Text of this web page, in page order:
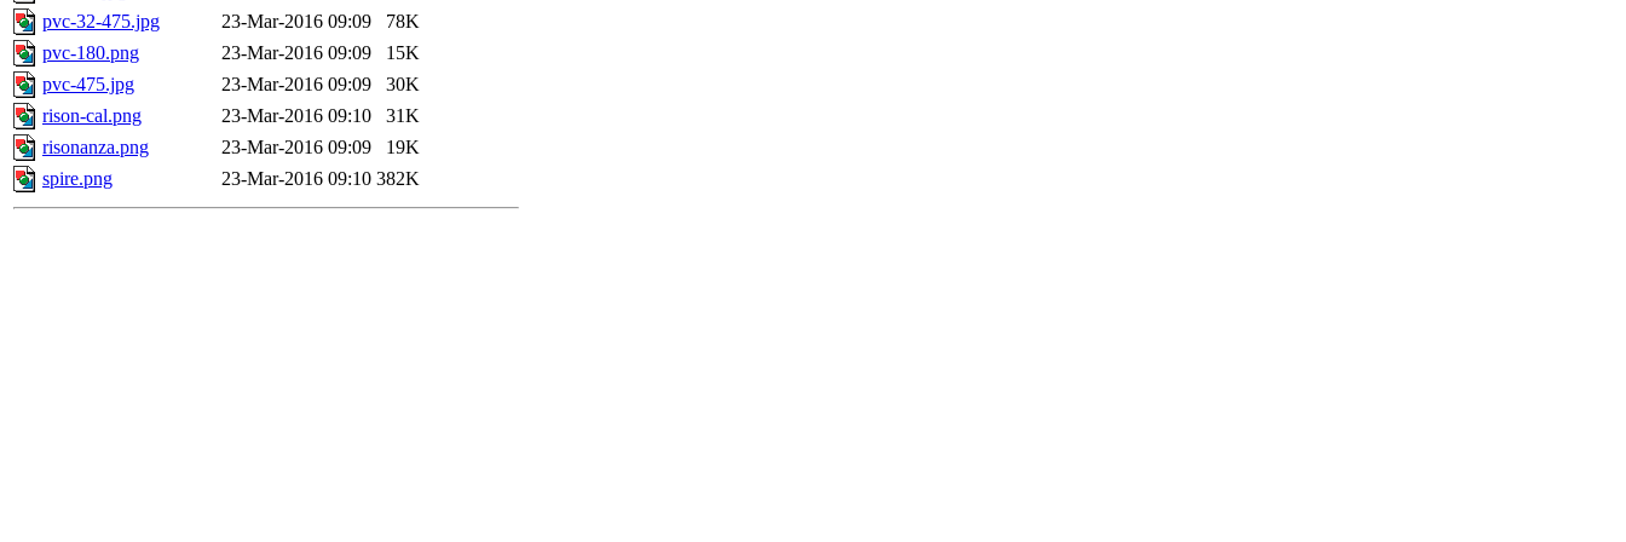
pvc-32-475.jpg
23-Mar-2016 09:09
78K
pvc-180.png
23-Mar-2016 09:09
15K
pvc-475.jpg
23-Mar-2016 09:09
30K
rison-cal.png
23-Mar-2016 09:10
31K
risonanza.png
23-Mar-2016 09:09
19K
spire.png
23-Mar-2016 09:10 382K